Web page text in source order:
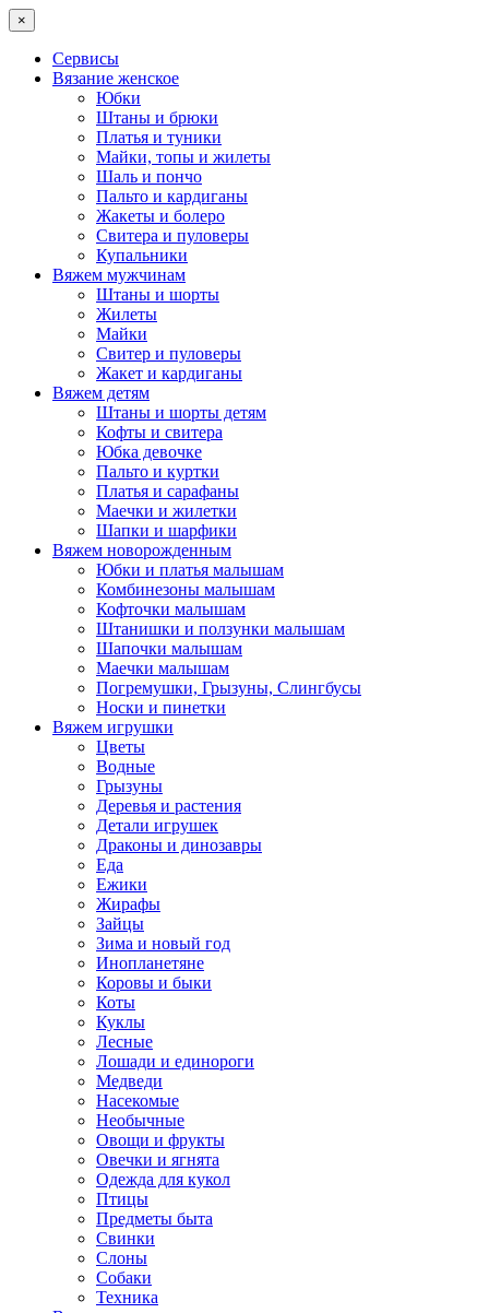
×
Сервисы
Вязание женское
Юбки
Штаны и брюки
Платья и туники
Майки, топы и жилеты
Шаль и пончо
Пальто и кардиганы
Жакеты и болеро
Свитера и пуловеры
Купальники
Вяжем мужчинам
Штаны и шорты
Жилеты
Майки
Свитер и пуловеры
Жакет и кардиганы
Вяжем детям
Штаны и шорты детям
Кофты и свитера
Юбка девочке
Пальто и куртки
Платья и сарафаны
Маечки и жилетки
Шапки и шарфики
Вяжем новорожденным
Юбки и платья малышам
Комбинезоны малышам
Кофточки малышам
Штанишки и ползунки малышам
Шапочки малышам
Маечки малышам
Погремушки, Грызуны, Слингбусы
Носки и пинетки
Вяжем игрушки
Цветы
Водные
Грызуны
Деревья и растения
Детали игрушек
Драконы и динозавры
Еда
Ежики
Жирафы
Зайцы
Зима и новый год
Инопланетяне
Коровы и быки
Коты
Куклы
Лесные
Лошади и единороги
Медведи
Насекомые
Необычные
Овощи и фрукты
Овечки и ягнята
Одежда для кукол
Птицы
Предметы быта
Свинки
Слоны
Собаки
Техника